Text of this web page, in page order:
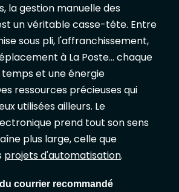
la gestion manuelle des
un véritable casse-tête. Entre
sous pli, l'affranchissement,
à La Poste... chaque
et une énergie
ressources précieuses qui
utilisées ailleurs. Le
prend tout son sens
plus large, celle que
projets d'automatisation.
courrier recommandé